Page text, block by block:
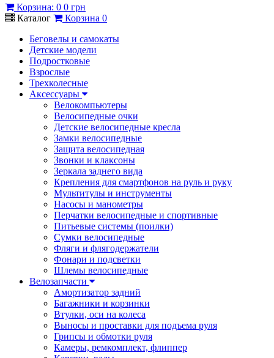
Корзина: 0 0 грн
Каталог
Корзина 0
Беговелы и самокаты
Детские модели
Подростковые
Взрослые
Трехколесные
Аксессуары
Велокомпьютеры
Велосипедные очки
Детские велосипедные кресла
Замки велосипедные
Защита велосипедная
Звонки и клаксоны
Зеркала заднего вида
Крепления для смартфонов на руль и руку
Мультитулы и инструменты
Насосы и манометры
Перчатки велосипедные и спортивные
Питьевые системы (поилки)
Сумки велосипедные
Фляги и флягодержатели
Фонари и подсветки
Шлемы велосипедные
Велозапчасти
Амортизатор задний
Багажники и корзинки
Втулки, оси на колеса
Выносы и проставки для подъема руля
Грипсы и обмотки руля
Камеры, ремкомплект, флиппер